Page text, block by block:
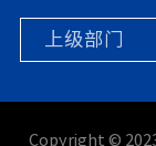
Copyright ©